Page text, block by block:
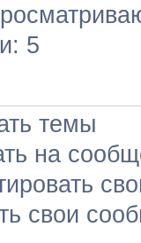
5
темы
на
свои